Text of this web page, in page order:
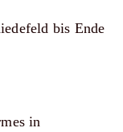
bis Ende
in